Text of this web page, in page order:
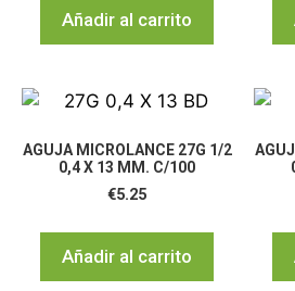
Añadir al carrito
AGUJA MICROLANCE 27G 1/2
0,4 X 13 MM. C/100
€5.25
Añadir al carrito